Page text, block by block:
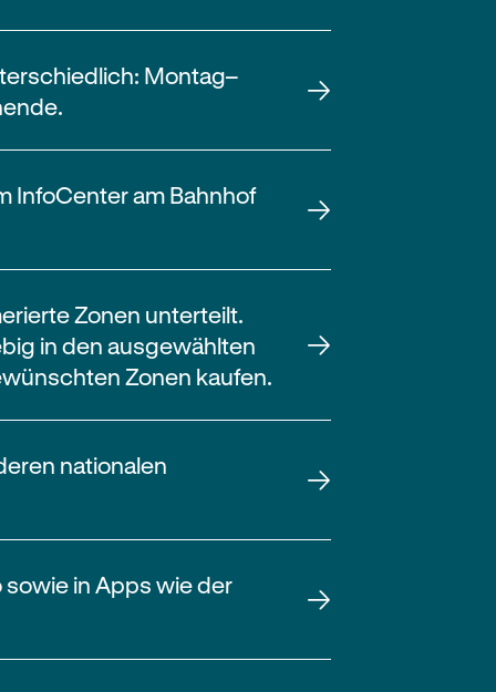
Montag–
InfoCenter am Bahnhof
Zonen unterteilt.
in den ausgewählten
Zonen kaufen.
nationalen
in Apps wie der